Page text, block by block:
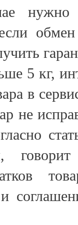
нужно
5 кг,
в
не